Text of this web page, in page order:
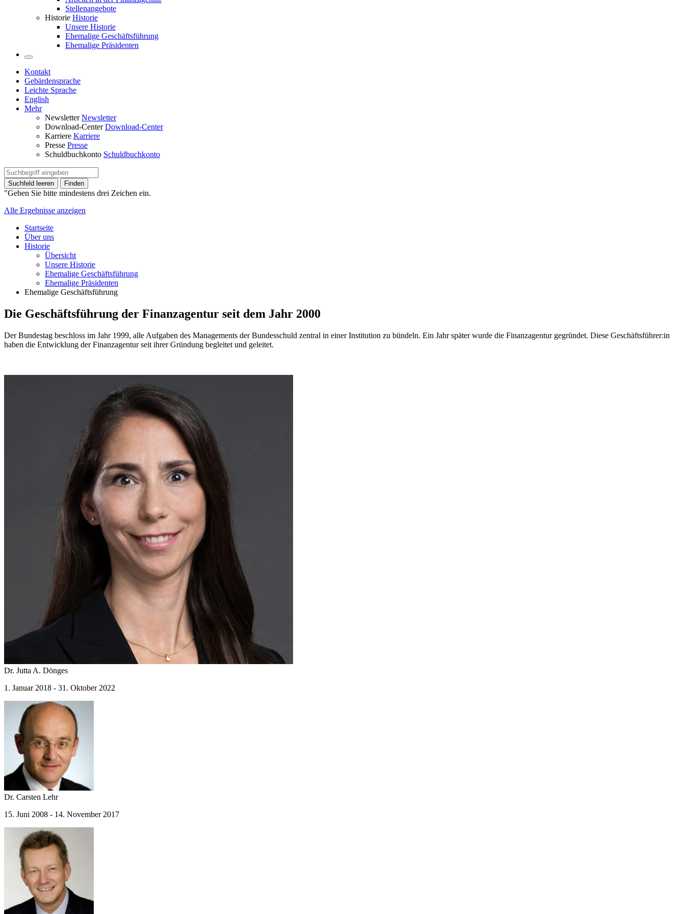
Stellenangebote
Historie Historie
Unsere Historie
Ehemalige Geschäftsführung
Ehemalige Präsidenten
Kontakt
Gebärdensprache
Leichte Sprache
English
Mehr
Newsletter Newsletter
Download-Center Download-Center
Karriere Karriere
Presse Presse
Schuldbuchkonto Schuldbuchkonto
Suchfeld leeren Finden
"Geben Sie bitte mindestens drei Zeichen ein.
Alle Ergebnisse anzeigen
Startseite
Über uns
Historie
Übersicht
Unsere Historie
Ehemalige Geschäftsführung
Ehemalige Präsidenten
Ehemalige Geschäftsführung
Die Geschäftsführung der Finanzagentur seit dem Jahr 2000
Der Bundestag beschloss im Jahr 1999, alle Aufgaben des Managements der Bundesschuld zentral in einer Institution zu bündeln. Ein Jahr später wurde die Finanzagentur gegründet. Diese Geschäftsführer:in
haben die Entwicklung der Finanzagentur seit ihrer Gründung begleitet und geleitet.
Dr. Jutta A. Dönges
1. Januar 2018 - 31. Oktober 2022
Dr. Carsten Lehr
15. Juni 2008 - 14. November 2017